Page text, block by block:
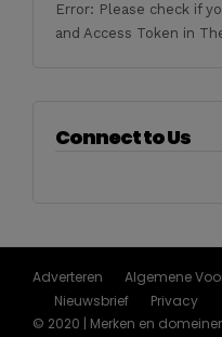
Error: Please check if
and Access Token in
Connect to Us
Adverteren Algemene
Nieuwsbrief
Privacy
© 2020 | Merken en